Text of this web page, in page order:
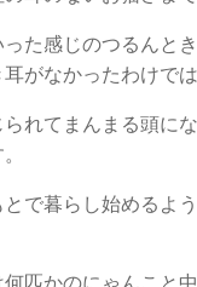
た感じのつるんと
がなかったわけでは
れてまんまる頭に
で暮らし始めるよ